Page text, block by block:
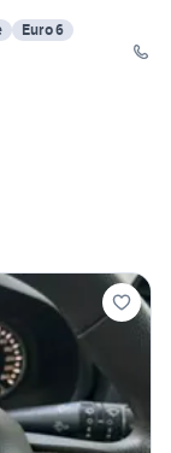
Euro 6